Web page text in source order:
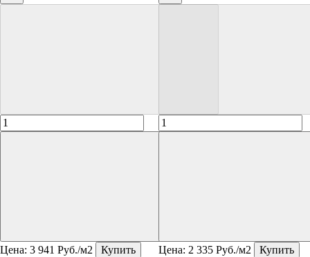
Цена: 3 941 Руб./м2 Купить Цена: 2 335 Руб./м2
Купить